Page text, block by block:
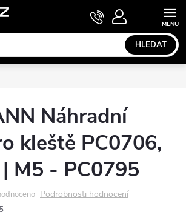
HLEDAT
NÁKUPNÍ
KOŠÍK
Náhradní
kleště PC0706,
M5 - PC0795
Podrobnosti hodnocení